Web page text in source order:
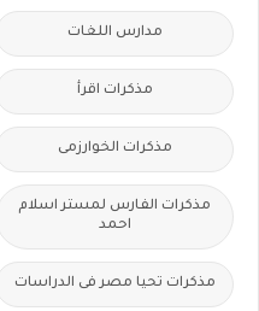
مدارس اللغات
مذكرات اقرأ
مذكرات الخوارزمى
مذكرات الفارس لمستر اسلام
احمد
مذكرات تحيا مصر فى الدراسات